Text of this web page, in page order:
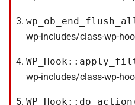
wp-includes/class-wp-
wp-includes/class-wp-